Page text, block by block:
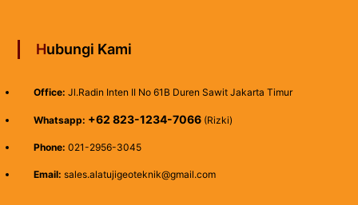
Hubungi Kami
Office: Jl.Radin Inten II No 61B Duren Sawit Jakarta Timur
Whatsapp: +62 823-1234-7066(Rizki)
Phone: 021-2956-3045
Email: sales.alatujigeoteknik@gmail.com